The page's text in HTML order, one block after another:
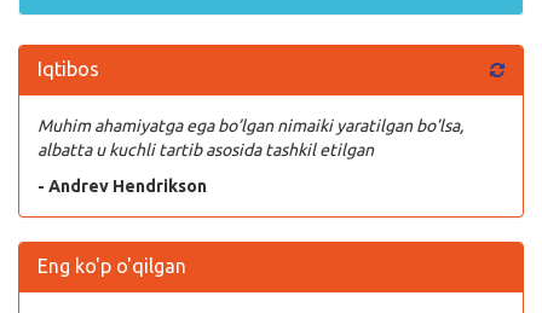
Iqtibos
Muhim ahamiyatga ega bo’lgan nimaiki yaratilgan bo’lsa,
albatta u kuchli tartib asosida tashkil etilgan
- Andrev Hendrikson
Eng ko'p o'qilgan